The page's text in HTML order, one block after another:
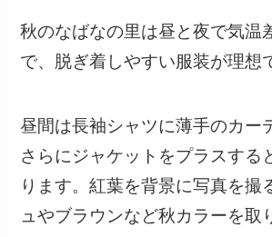
秋のなばなの里は昼と夜で気温
で、脱ぎ着しやすい服装が理想
昼間は長袖シャツに薄手のカー
さらにジャケットをプラスする
ります。紅葉を背景に写真を撮
ュやブラウンなど秋カラーを取